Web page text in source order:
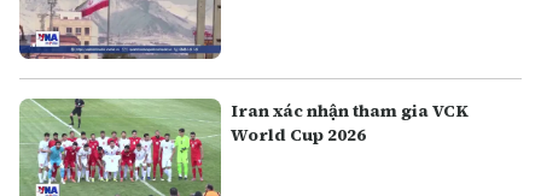
Iran xác nhận tham gia VCK
World Cup 2026